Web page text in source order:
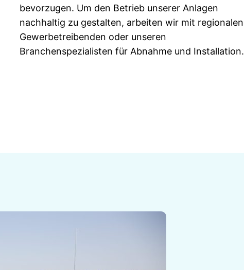
bevorzugen. Um den Betrieb unserer Anlagen
nachhaltig zu gestalten, arbeiten wir mit regionalen
Gewerbetreibenden oder unseren
Branchenspezialisten für Abnahme und Installation.